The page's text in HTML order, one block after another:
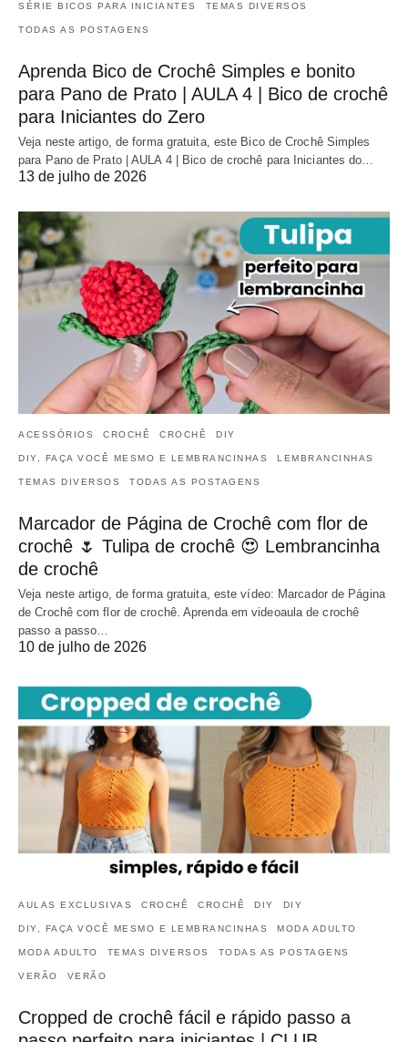
SÉRIE BICOS PARA INICIANTES TEMAS DIVERSOS
TODAS AS POSTAGENS
Aprenda Bico de Crochê Simples e bonito
para Pano de Prato | AULA 4 | Bico de crochê
para Iniciantes do Zero
Veja neste artigo, de forma gratuita, este Bico de Crochê Simples
para Pano de Prato | AULA 4 | Bico de crochê para Iniciantes do…
13 de julho de 2026
ACESSÓRIOS CROCHÊ CROCHÊ DIY
DIY, FAÇA VOCÊ MESMO E LEMBRANCINHAS LEMBRANCINHAS
TEMAS DIVERSOS TODAS AS POSTAGENS
Marcador de Página de Crochê com flor de
crochê 🌷 Tulipa de crochê 😍 Lembrancinha
de crochê
Veja neste artigo, de forma gratuita, este vídeo: Marcador de Página
de Crochê com flor de crochê. Aprenda em videoaula de crochê
passo a passo…
10 de julho de 2026
AULAS EXCLUSIVAS CROCHÊ CROCHÊ DIY DIY
DIY, FAÇA VOCÊ MESMO E LEMBRANCINHAS MODA ADULTO
MODA ADULTO TEMAS DIVERSOS TODAS AS POSTAGENS
VERÃO VERÃO
Cropped de crochê fácil e rápido passo a